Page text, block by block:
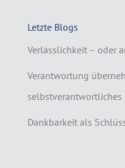
Letzte Blogs
Verlässlichkeit – oder
Verantwortung
Dankbarkeit als